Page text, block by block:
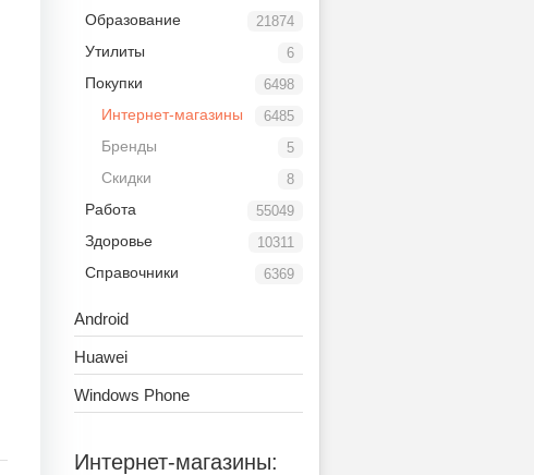
21874
Образование
6
Утилиты
6498
Покупки
6485
Интернет-магазины
5
Бренды
8
Скидки
55049
Работа
10311
Здоровье
6369
Справочники
Android
Huawei
Windows Phone
Интернет-магазины: